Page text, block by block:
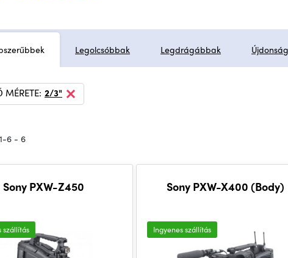
Legolcsóbbak Legdrágábbak
MÉRETE: 2/3"
6 - 6
Sony PXW-Z450
szállítás
Sony PXW-X400 (Body)
Ingyenes szállítás